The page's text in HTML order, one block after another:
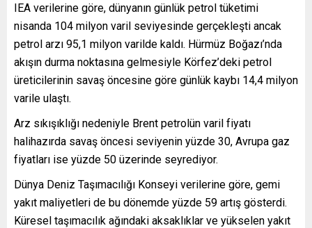
IEA verilerine göre, dünyanın günlük petrol tüketimi
nisanda 104 milyon varil seviyesinde gerçekleşti ancak
petrol arzı 95,1 milyon varilde kaldı. Hürmüz Boğazı’nda
akışın durma noktasına gelmesiyle Körfez’deki petrol
üreticilerinin savaş öncesine göre günlük kaybı 14,4 milyon
varile ulaştı.
Arz sıkışıklığı nedeniyle Brent petrolün varil fiyatı
halihazırda savaş öncesi seviyenin yüzde 30, Avrupa gaz
fiyatları ise yüzde 50 üzerinde seyrediyor.
Dünya Deniz Taşımacılığı Konseyi verilerine göre, gemi
yakıt maliyetleri de bu dönemde yüzde 59 artış gösterdi.
Küresel taşımacılık ağındaki aksaklıklar ve yükselen yakıt